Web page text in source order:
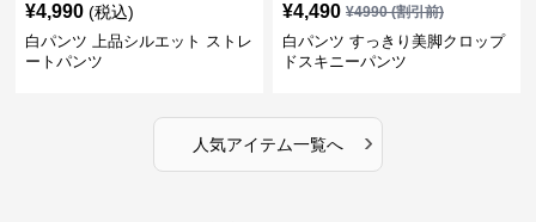
¥4,990 (税込)
白パンツ 上品シルエット ストレ
ートパンツ
¥4,490 ¥4990(割引前)
白パンツ すっきり美脚クロップ
ドスキニーパンツ
人気アイテム一覧へ ›